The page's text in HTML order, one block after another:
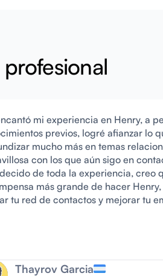
mi experiencia en Henry, a
previos, logré afianzar lo
mucho más en temas
con los que aún sigo en
de toda la experiencia, creo
más grande de hacer
tu red de contactos y mejorar tu
Thayrov Garcia